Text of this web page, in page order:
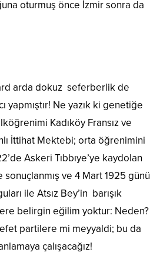
oturmuş önce İzmir sonra da
arda dokuz seferberlik de
yapmıştır! Ne yazık ki genetiğe
Kadıköy Fransız ve
İttihat Mektebi; orta öğrenimini
Askeri Tıbbıye’ye kaydolan
ve 4 Mart 1925 günü
ile Atsız Bey’in barışık
belirgin eğilim yoktur: Neden?
partilere mi meyyaldi; bu da
çalışacağız!